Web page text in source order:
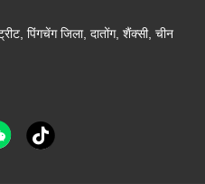
पिंगचेंग जिला, दातोंग, शैंक्सी, चीन